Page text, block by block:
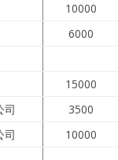
10000
6000
15000
司
3500
司
10000